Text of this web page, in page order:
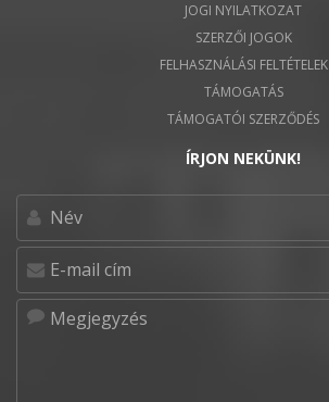
JOGI NYILATKOZAT
SZERZŐI JOGOK
FELHASZNÁLÁSI FELTÉTELEK
TÁMOGATÁS
TÁMOGATÓI SZERZŐDÉS
ÍRJON NEKÜNK!